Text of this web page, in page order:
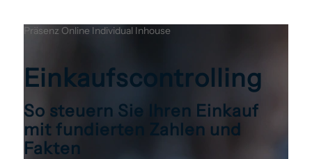
Präsenz Online Individual Inhouse
Einkaufs­controlling
So steuern Sie Ihren Einkauf
mit fundierten Zahlen und
Fakten